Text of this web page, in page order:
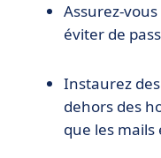
Assurez-vous
éviter de
Instaurez des
dehors des
que les